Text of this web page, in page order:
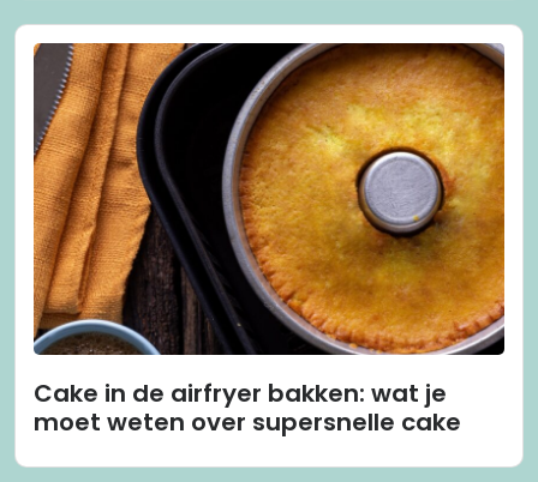
Cake in de airfryer bakken: wat je
moet weten over supersnelle cake